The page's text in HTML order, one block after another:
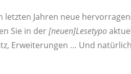
letz­ten Jah­ren neue
Sie in der[neuen]Lesetypo
Erwei­te­run­gen … Und